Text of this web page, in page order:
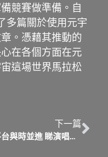
競賽做準備。自
多篇關於使用元宇
。憑藉其推動的
在各個方面在元
這場世界馬拉松
下一篇
購票平台與時並進 睇演唱會人人平等